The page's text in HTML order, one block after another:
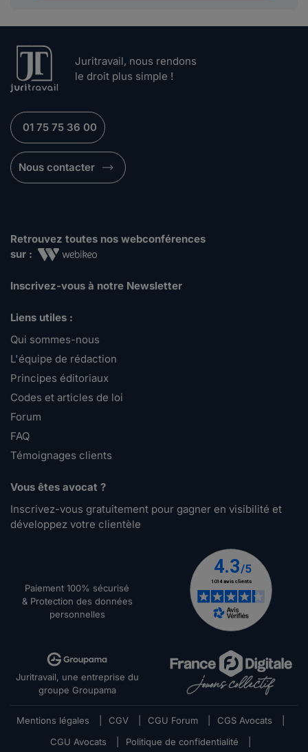
Juritravail, nous rendons
le droit plus simple !
01 75 75 36 00
Nous contacter
Retrouvez toutes nos webconférences
sur :
Inscrivez-vous à notre Newsletter
Liens utiles :
Qui sommes-nous
L'équipe de rédaction
Principes éditoriaux
Codes et articles de loi
Forum
FAQ
Témoignages clients
Vous êtes avocat ?
Inscrivez-vous gratuitement pour gagner en visibilité et
développez votre clientèle
Paiement 100% sécurisé
& Protection des données
personnelles
Juritravail, une entreprise du
groupe Groupama
Mentions légales CGV CGU Forum CGS Avocats
CGU Avocats
Politique de confidentialité